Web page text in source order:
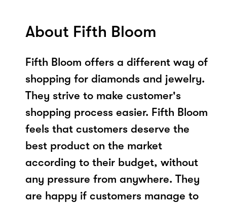
About Fifth Bloom
Fifth Bloom offers a different way of
shopping for diamonds and jewelry.
They strive to make customer's
shopping process easier. Fifth Bloom
feels that customers deserve the
best product on the market
according to their budget, without
any pressure from anywhere. They
are happy if customers manage to